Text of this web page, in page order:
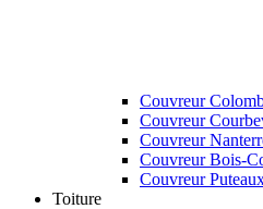
Couvreur
Couvreur
Couvreur
Couvreur Bois-
Couvreur
Toiture